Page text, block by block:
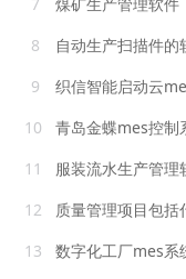
8
自动生产扫描件的
9
织信智能启动云
10
青岛金蝶mes控制
11
服装流水生产管理
12
质量管理项目包括
13
数字化工厂mes系